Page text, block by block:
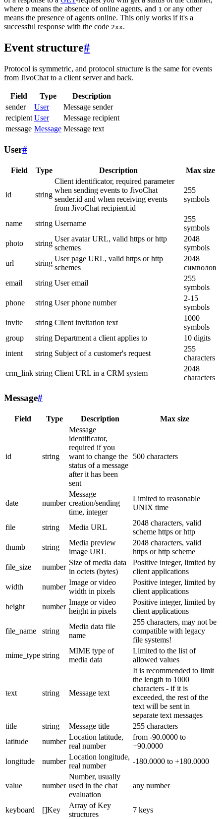
where 0 means the absence of online agents, and 1 or any other
means the presence of agents online. This only works if it's a
successful response with the code 2xx.
Event structure#
Protocol is symmetric, and protocol structure is the same for events
from JivoChat to a client server and back.
Field Type
Description
sender
User
Message sender
recipient User
Message recipient
message Message Message text
User#
Field Type Description Max size
id string
Client identificator, required parameter
when sending events to JivoChat
sender.id and when receiving events
from JivoChat recipient.id
255
symbols
name string Username
255
symbols
photo
string
User avatar URL, valid https or http
schemes
2048
symbols
url
string
User page URL, valid https or http
schemes
2048
символов
email
string User email
255
symbols
phone
string User phone number
2-15
symbols
invite
string Client invitation text
1000
symbols
group
string Department a client applies to
10 digits
intent
string Subject of a customer's request
255
characters
crm_link string Client URL in a CRM system
2048
characters
Message#
Field Type Description Max size
id string
Message
identificator,
required if you
want to change the
status of a message
after it has been
sent
500 characters
date number
Message
creation/sending
time, integer
Limited to reasonable
UNIX time
file string Media URL
2048 characters, valid
scheme https or http
thumb
string
Media preview
image URL
2048 characters, valid
https or http scheme
file_size
number
Size of media data
in octets (bytes)
Positive integer, limited by
client applications
width
number
Image or video
width in pixels
Positive integer, limited by
client applications
height
number
Image or video
height in pixels
Positive integer, limited by
client applications
file_name string
Media data file
name
255 characters, may not be
compatible with legacy
file systems!
mime_type string
MIME type of
media data
Limited to the list of
allowed values
text string Message text
It is recommended to limit
the length to 1000
characters - if it is
exceeded, the rest of the
text will be sent in
separate text messages
title
string Message title
255 characters
latitude
number
Location latitude,
real number
from -90.0000 to
+90.0000
longitude
number
Location longitude,
real number
-180.0000 to +180.0000
value number
Number, usually
used in the chat
evaluation
any number
keyboard []Key
Array of Key
structures
7 keys